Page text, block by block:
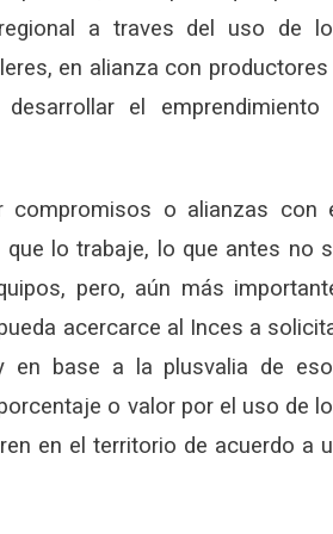
a traves del uso de
en alianza con productores
el emprendimiento
compromisos o alianzas con
lo trabaje, lo que antes no
pero, aún más
acercarce al Inces a
en base a la plusvalia de
o valor por el uso de
en el territorio de acuerdo a